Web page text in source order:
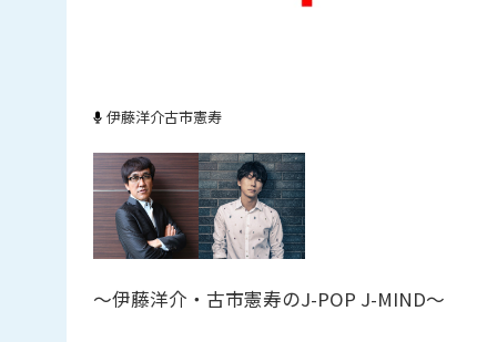
伊藤洋介古市憲寿
～伊藤洋介・古市憲寿のJ-POP J-MIND～